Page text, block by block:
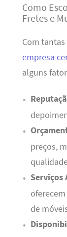
Como
Fretes e
Com
empresa
alguns
preços,
Serviços
de